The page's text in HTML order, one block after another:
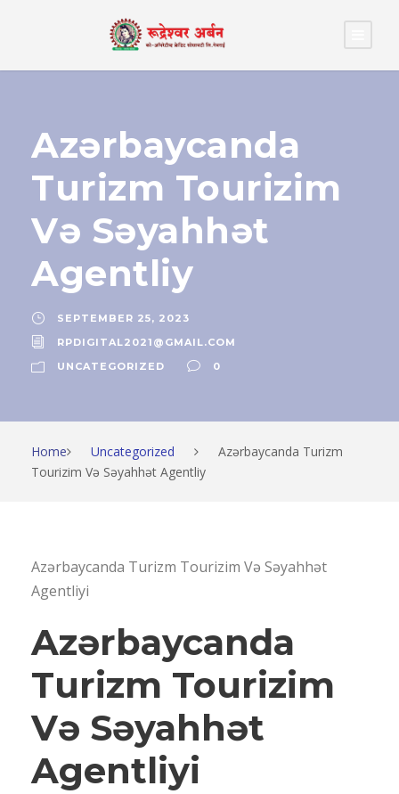
Azərbaycanda
Turizm Tourizim
Və Səyahhət
Agentliy
SEPTEMBER 25, 2023
RPDIGITAL2021@GMAIL.COM
UNCATEGORIZED
0
Home Uncategorized
Azərbaycanda Turizm
Tourizim Və Səyahhət Agentliy
Azərbaycanda Turizm Tourizim Və Səyahhət
Agentliyi
Azərbaycanda
Turizm Tourizim
Və Səyahhət
Agentliyi